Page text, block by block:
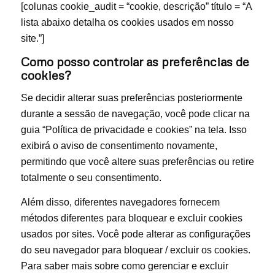
[colunas cookie_audit = “cookie, descrição” título = “A
lista abaixo detalha os cookies usados ​​em nosso
site.”]
Como posso controlar as preferências de
cookies?
Se decidir alterar suas preferências posteriormente
durante a sessão de navegação, você pode clicar na
guia “Política de privacidade e cookies” na tela. Isso
exibirá o aviso de consentimento novamente,
permitindo que você altere suas preferências ou retire
totalmente o seu consentimento.
Além disso, diferentes navegadores fornecem
métodos diferentes para bloquear e excluir cookies
usados ​​por sites. Você pode alterar as configurações
do seu navegador para bloquear / excluir os cookies.
Para saber mais sobre como gerenciar e excluir